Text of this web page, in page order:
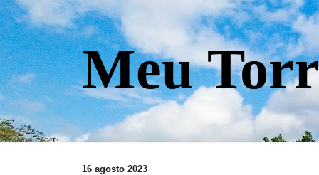
Meu
16 agosto 2023